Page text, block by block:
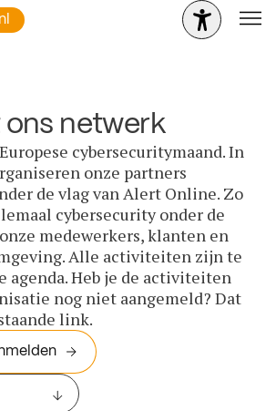
ons netwerk
cybersecuritymaand. In
onze partners
de vlag van Alert Online. Zo
cybersecurity onder de
medewerkers, klanten en
Alle activiteiten zijn te
agenda. Heb je de activiteiten
nog niet aangemeld? Dat
link.